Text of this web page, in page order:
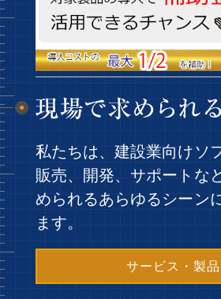
私たちは、建設業向けソ
販売、開発、サポートな
められるあらゆるシーン
ます。
サービス・製品